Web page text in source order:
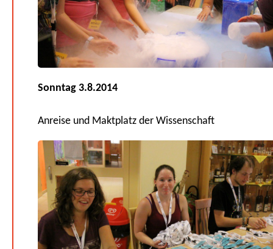
Sonntag 3.8.2014
Anreise und Maktplatz der Wissenschaft